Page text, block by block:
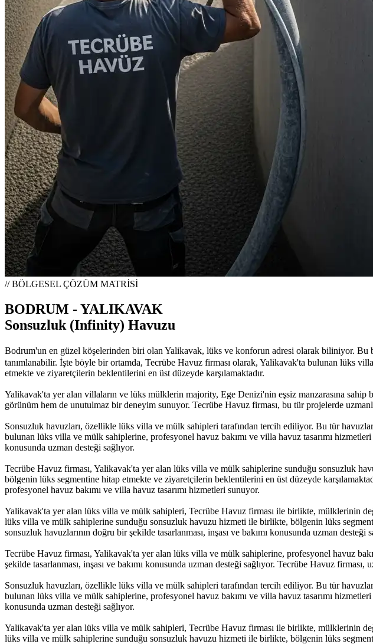
// BÖLGESEL ÇÖZÜM MATRİSİ
BODRUM - YALIKAVAK
Sonsuzluk (Infinity) Havuzu
Bodrum'un en güzel köşelerinden biri olan Yalikavak, lüks ve konforun adresi olarak biliniyor.
tanımlanabilir. İşte böyle bir ortamda, Tecrübe Havuz firması olarak, Yalikavak'ta bulunan lüks
etmekte ve ziyaretçilerin beklentilerini en üst düzeyde karşılamaktadır.
Yalikavak'ta yer alan villaların ve lüks mülklerin majority, Ege Denizi'nin eşsiz manzarasına
görünüm hem de unutulmaz bir deneyim sunuyor. Tecrübe Havuz firması, bu tür projelerde
Sonsuzluk havuzları, özellikle lüks villa ve mülk sahipleri tarafından tercih ediliyor. Bu tür
bulunan lüks villa ve mülk sahiplerine, profesyonel havuz bakımı ve villa havuz tasarımı
konusunda uzman desteği sağlıyor.
Tecrübe Havuz firması, Yalikavak'ta yer alan lüks villa ve mülk sahiplerine sunduğu sonsuzluk
bölgenin lüks segmentine hitap etmekte ve ziyaretçilerin beklentilerini en üst düzeyde
profesyonel havuz bakımı ve villa havuz tasarımı hizmetleri sunuyor.
Yalikavak'ta yer alan lüks villa ve mülk sahipleri, Tecrübe Havuz firması ile birlikte, mülklerinin
lüks villa ve mülk sahiplerine sunduğu sonsuzluk havuzu hizmeti ile birlikte, bölgenin lüks
sonsuzluk havuzlarının doğru bir şekilde tasarlanması, inşası ve bakımı konusunda uzman desteği
Tecrübe Havuz firması, Yalikavak'ta yer alan lüks villa ve mülk sahiplerine, profesyonel havuz
şekilde tasarlanması, inşası ve bakımı konusunda uzman desteği sağlıyor. Tecrübe Havuz
Sonsuzluk havuzları, özellikle lüks villa ve mülk sahipleri tarafından tercih ediliyor. Bu tür
bulunan lüks villa ve mülk sahiplerine, profesyonel havuz bakımı ve villa havuz tasarımı
konusunda uzman desteği sağlıyor.
Yalikavak'ta yer alan lüks villa ve mülk sahipleri, Tecrübe Havuz firması ile birlikte, mülklerinin
lüks villa ve mülk sahiplerine sunduğu sonsuzluk havuzu hizmeti ile birlikte, bölgenin lüks